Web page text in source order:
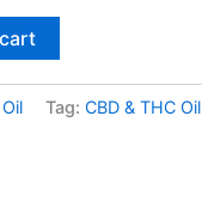
Tag: CBD & THC Oil